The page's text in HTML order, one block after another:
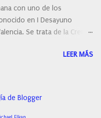
con uno de los
en I Desayuno
Se trata de la Crema
en verano como en
LEER MÁS
de Blogger